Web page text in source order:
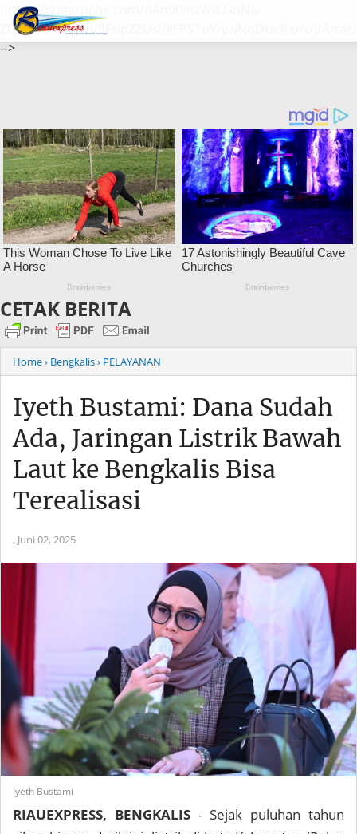
https://bugaruche.com/dAmKFnzWd.GoNiv-
ZDGvUM/DeFm/9EupZZUsl/kFPSTuY/ywNqDUcRx/N/j/A/
-->
CETAK BERITA
Home› Bengkalis› PELAYANAN
Iyeth Bustami: Dana Sudah
Ada, Jaringan Listrik Bawah
Laut ke Bengkalis Bisa
Terealisasi
, Juni 02, 2025
Iyeth Bustami
RIAUEXPRESS, BENGKALIS- Sejak puluhan tahun